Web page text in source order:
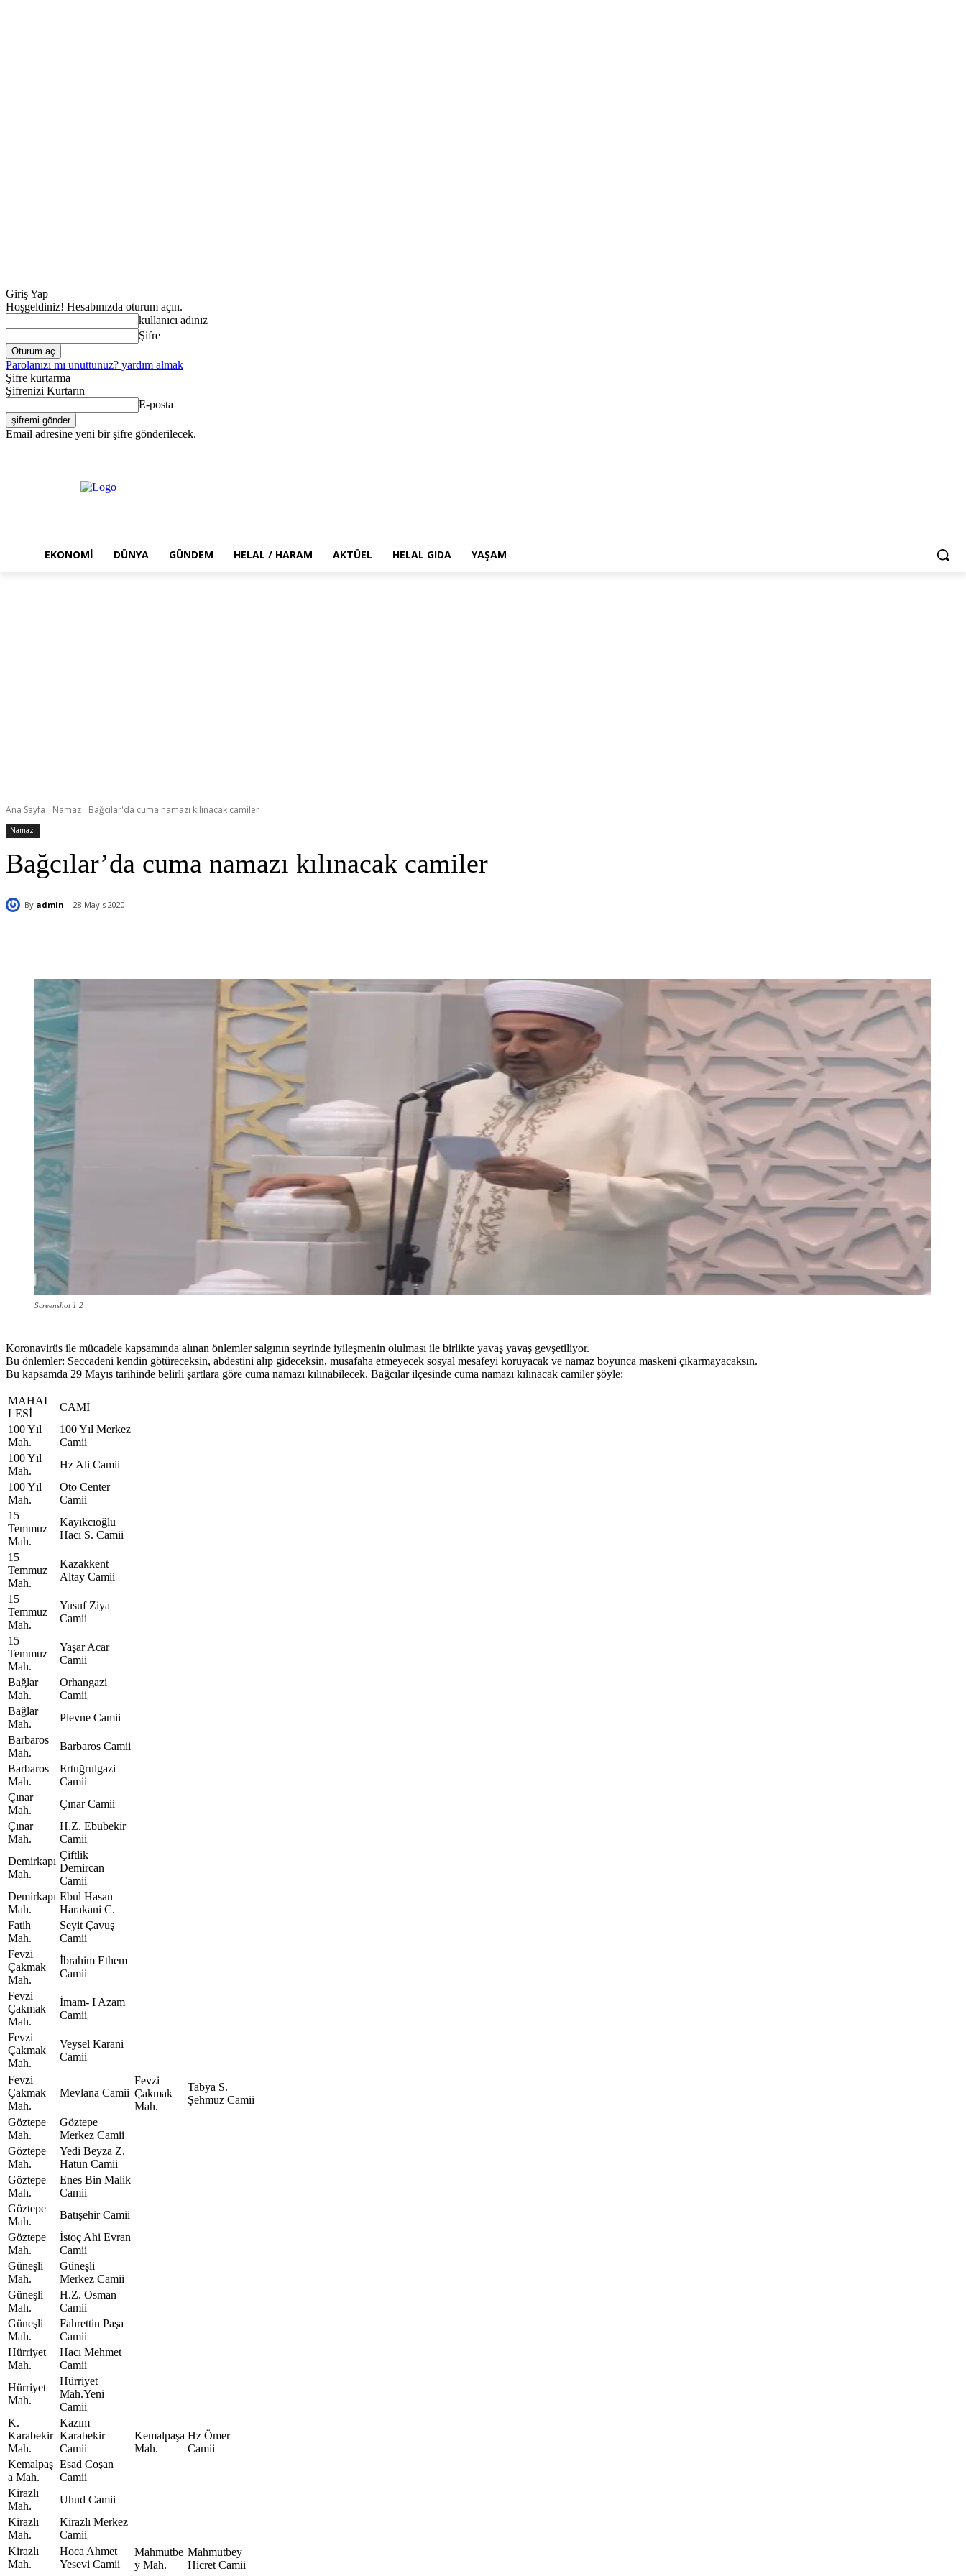
Giriş Yap
Hoşgeldiniz! Hesabınızda oturum açın.
kullanıcı adınız
Şifre
Parolanızı mı unuttunuz? yardım almak
Şifre kurtarma
Şifrenizi Kurtarın
E-posta
Email adresine yeni bir şifre gönderilecek.
EKONOMI DÜNYA GÜNDEM HELAL / HARAM AKTÜEL HELAL GIDA YAŞAM
Ana Sayfa Namaz Bağcılar'da cuma namazı kılınacak camiler
Namaz
Bağcılar’da cuma namazı kılınacak camiler
By admin 28 Mayıs 2020
Screenshot 1 2
Koronavirüs ile mücadele kapsamında alınan önlemler salgının seyrinde iyileşmenin olulması ile birlikte yavaş yavaş gevşetiliyor.
Bu önlemler: Seccadeni kendin götüreceksin, abdestini alıp gideceksin, musafaha etmeyecek sosyal mesafeyi koruyacak ve namaz boyunca maskeni çıkarmayacaksın.
Bu kapsamda 29 Mayıs tarihinde belirli şartlara göre cuma namazı kılınabilecek. Bağcılar ilçesinde cuma namazı kılınacak camiler şöyle:
MAHAL
LESİ
CAMİ
100 Yıl
Mah.
100 Yıl Merkez
Camii
100 Yıl
Mah.
Hz Ali Camii
100 Yıl
Mah.
Oto Center
Camii
15
Temmuz
Mah.
Kayıkcıoğlu
Hacı S. Camii
15
Temmuz
Mah.
Kazakkent
Altay Camii
15
Temmuz
Mah.
Yusuf Ziya
Camii
15
Temmuz
Mah.
Yaşar Acar
Camii
Bağlar
Mah.
Orhangazi
Camii
Bağlar
Mah.
Plevne Camii
Barbaros
Mah.
Barbaros Camii
Barbaros
Mah.
Ertuğrulgazi
Camii
Çınar
Mah.
Çınar Camii
Çınar
Mah.
H.Z. Ebubekir
Camii
Demirkapı
Mah.
Çiftlik
Demircan
Camii
Demirkapı
Mah.
Ebul Hasan
Harakani C.
Fatih
Mah.
Seyit Çavuş
Camii
Fevzi
Çakmak
Mah.
İbrahim Ethem
Camii
Fevzi
Çakmak
Mah.
İmam- I Azam
Camii
Fevzi
Çakmak
Mah.
Veysel Karani
Camii
Fevzi
Çakmak
Mah.
Mevlana Camii
Fevzi
Çakmak
Mah.
Tabya S.
Şehmuz Camii
Göztepe
Mah.
Göztepe
Merkez Camii
Göztepe
Mah.
Yedi Beyza Z.
Hatun Camii
Göztepe
Mah.
Enes Bin Malik
Camii
Göztepe
Mah.
Batışehir Camii
Göztepe
Mah.
İstoç Ahi Evran
Camii
Güneşli
Mah.
Güneşli
Merkez Camii
Güneşli
Mah.
H.Z. Osman
Camii
Güneşli
Mah.
Fahrettin Paşa
Camii
Hürriyet
Mah.
Hacı Mehmet
Camii
Hürriyet
Mah.
Hürriyet
Mah.Yeni
Camii
K.
Karabekir
Mah.
Kazım
Karabekir
Camii
Kemalpaşa
Mah.
Hz Ömer
Camii
Kemalpaş
a Mah.
Esad Coşan
Camii
Kirazlı
Mah.
Uhud Camii
Kirazlı
Mah.
Kirazlı Merkez
Camii
Kirazlı
Mah.
Hoca Ahmet
Yesevi Camii
Mahmutbe
y Mah.
Mahmutbey
Hicret Camii